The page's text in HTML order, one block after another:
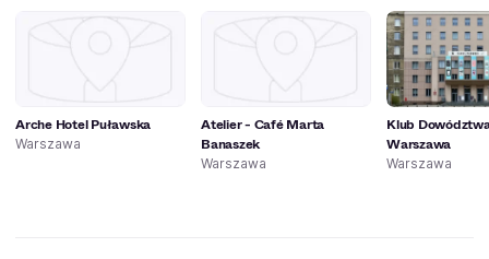
Arche Hotel Puławska
Warszawa
Atelier - Café Marta
Banaszek
Warszawa
Klub
Warszawa
Warszawa